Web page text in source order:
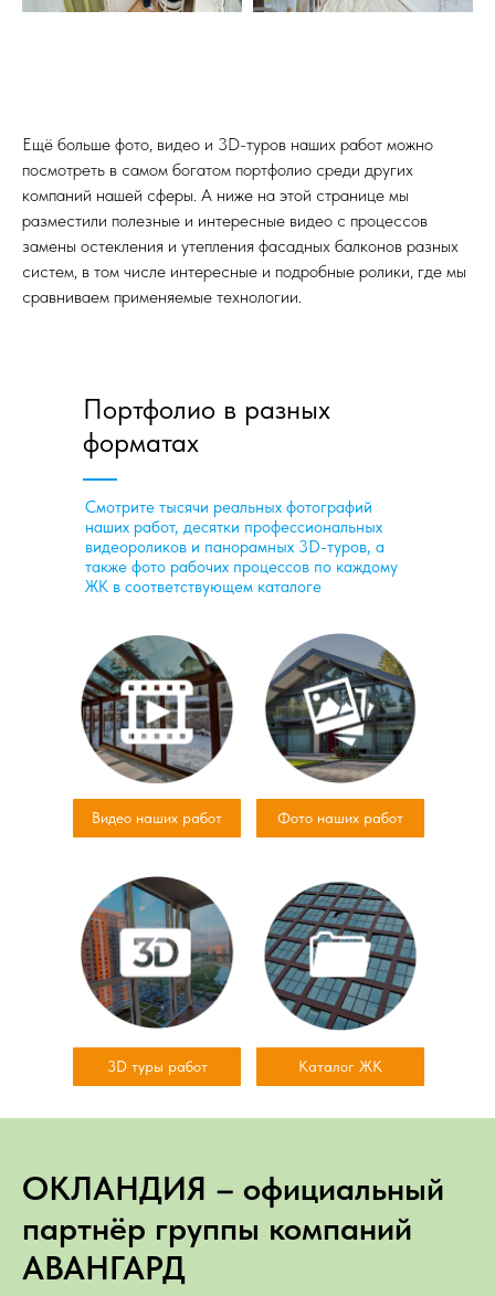
Ещё больше фото, видео и 3D-туров наших работ можно
посмотреть в самом богатом портфолио среди других
компаний нашей сферы. А ниже на этой странице мы
разместили полезные и интересные видео с процессов
замены остекления и утепления фасадных балконов разных
систем, в том числе интересные и подробные ролики, где мы
сравниваем применяемые технологии.
Портфолио в разных
форматах
Смотрите тысячи реальных фотографий
наших работ, десятки профессиональных
видеороликов и панорамных 3D-туров, а
также фото рабочих процессов по каждому
ЖК в соответствующем каталоге
Видео наших работ Фото наших работ
3D туры работ Каталог ЖК
ОКЛАНДИЯ – официальный
партнёр группы компаний
АВАНГАРД